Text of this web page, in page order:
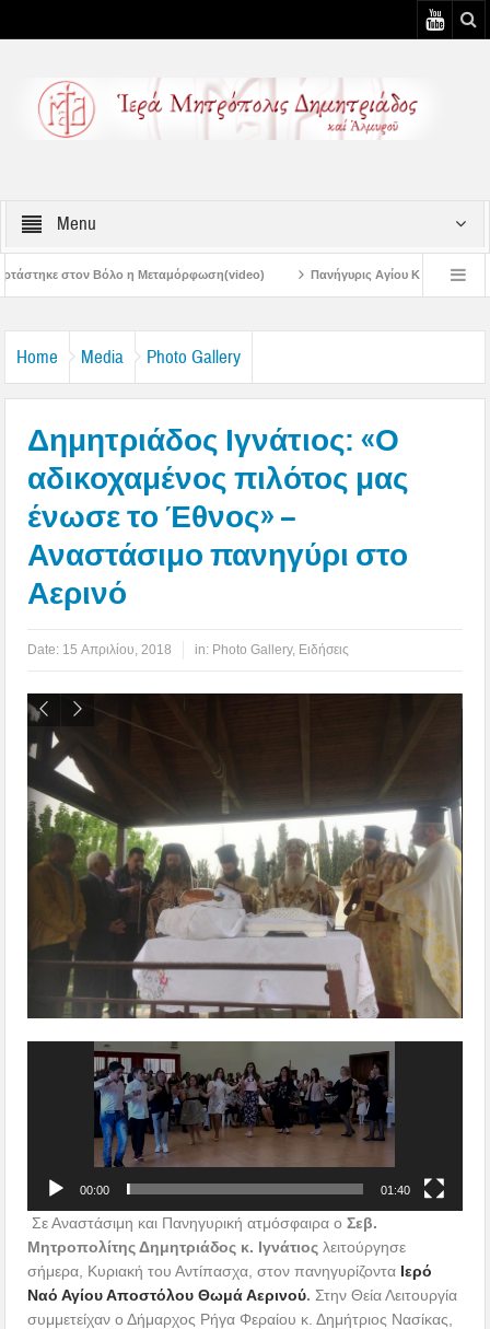
Menu
Πανήγυρις Αγίου Καλλινίκου Μητροπολίτου Εδέσσης
Home Media Photo Gallery
Δημητριάδος Ιγνάτιος: «Ο
αδικοχαμένος πιλότος μας
ένωσε το Έθνος» –
Αναστάσιμο πανηγύρι στο
Αερινό
Date: 15 Απριλίου, 2018 in: Photo Gallery, Ειδήσεις
Πρόγραμμα
Αναπαραγωγής
00:00 01:40
Σε Αναστάσιμη και Πανηγυρική ατμόσφαιρα οΣεβ.
Μητροπολίτης Δημητριάδος κ. Ιγνάτιοςλειτούργησε
σήμερα, Κυριακή του Αντίπασχα, στον πανηγυρίζοντα Ιερό
Ναό Αγίου Αποστόλου Θωμά Αερινού. Στην Θεία Λειτουργία
συμμετείχαν ο Δήμαρχος Ρήγα Φεραίου κ. Δημήτριος Νασίκας,